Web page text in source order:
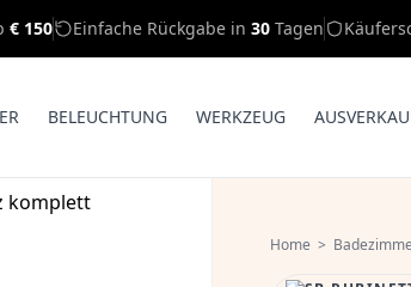
€ 150 Einfache Rückgabe in 30 Tagen
BELEUCHTUNG WERKZEUG
Home >